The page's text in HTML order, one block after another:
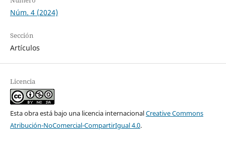
Núm. 4 (2024)
Sección
Artículos
Licencia
Esta obra está bajo una licencia internacionalCreative Commons
Atribución-NoComercial-CompartirIgual 4.0.